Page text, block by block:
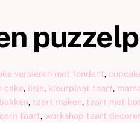
versieren met fondant,
cake, ijsje, kleurplaat taart,
, taart maken, taart met
taart, workshop taart